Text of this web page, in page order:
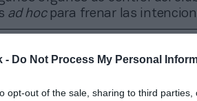
- Do Not Process My Personal
opt-out of the sale, sharing to third
ad hocpara frenar las
aplicará un análisis “mejorado”